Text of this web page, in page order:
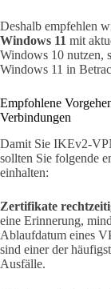
Deshalb empfehlen
Windows 11 mit
Windows 10 nutzen,
Windows 11 in
Empfohlene
Verbindungen
Damit Sie IKEv2-
sollten Sie folgende
einhalten:
Zertifikate
eine Erinnerung,
Ablaufdatum eines
sind einer der
Ausfälle.